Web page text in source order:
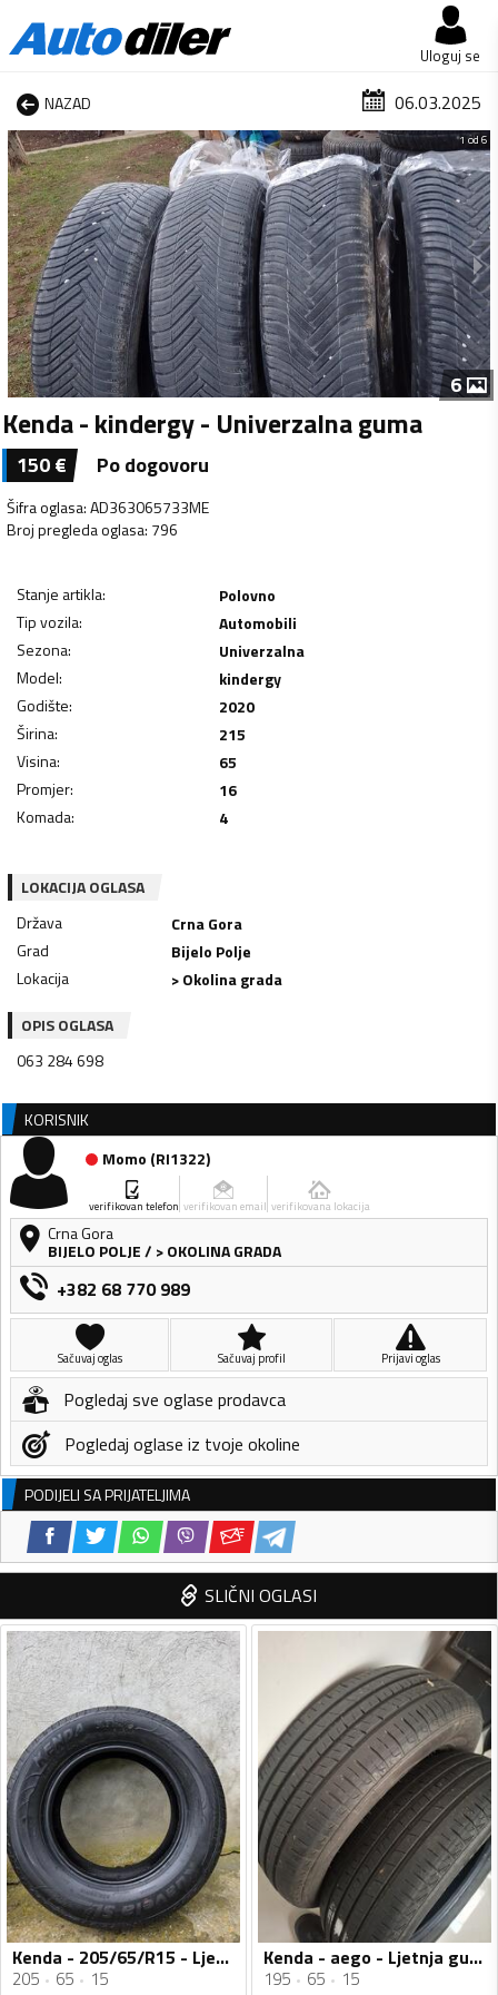
Uloguj se
NAZAD 06.03.2025
1 od 6
6
Kenda - kindergy - Univerzalna guma
150€ Po dogovoru
Šifra oglasa:AD363065733ME
Broj pregleda oglasa: 796
Stanje artikla:
Polovno
Tip vozila:
Automobili
Sezona:
Univerzalna
Model:
kindergy
Godište:
2020
Širina:
215
Visina:
65
Promjer:
16
Komada: 4
LOKACIJA OGLASA
Država
Crna Gora
Grad
Bijelo Polje
Lokacija
> Okolina grada
OPIS OGLASA
063 284 698
KORISNIK
Momo (RI1322)
verifikovan telefon verifikovan email verifikovana lokacija
Crna Gora
BIJELO POLJE/ > OKOLINA GRADA
+382 68 770 989
Sačuvaj oglas Sačuvaj profil Prijavi oglas
Pogledaj sve oglase prodavca
Pogledaj oglase iz tvoje okoline
PODIJELI SA PRIJATELJIMA
SLIČNI OGLASI
Kenda - 205/65/R15 - Ljetnja guma
205 65 15
Kenda - aego - Ljetnja guma
195 65 15